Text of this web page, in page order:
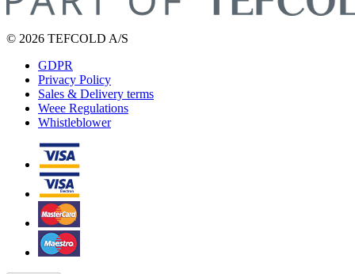
© 2026 TEFCOLD A/S
GDPR
Privacy Policy
Sales & Delivery terms
Weee Regulations
Whistleblower